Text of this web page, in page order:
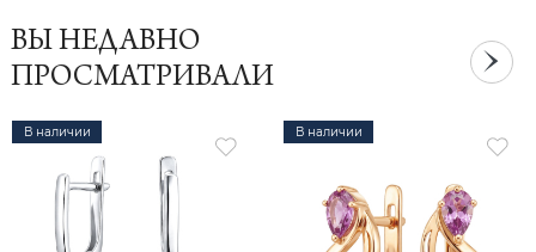
ВЫ НЕДАВНО
ПРОСМАТРИВАЛИ
В наличии В наличии